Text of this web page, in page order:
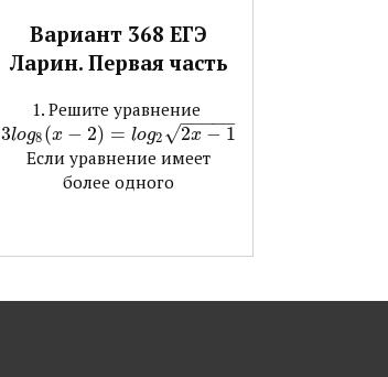
Вариант 368 ЕГЭ
Ларин. Первая часть
1. Решите уравнение ​
3log8 (x − 2) = log2 2x − 1
− −
−−−
√
Если уравнение имеет
более одного